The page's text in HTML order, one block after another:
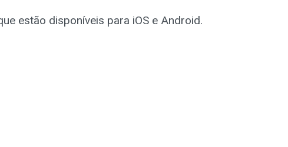
estão disponíveis para iOS e Android.